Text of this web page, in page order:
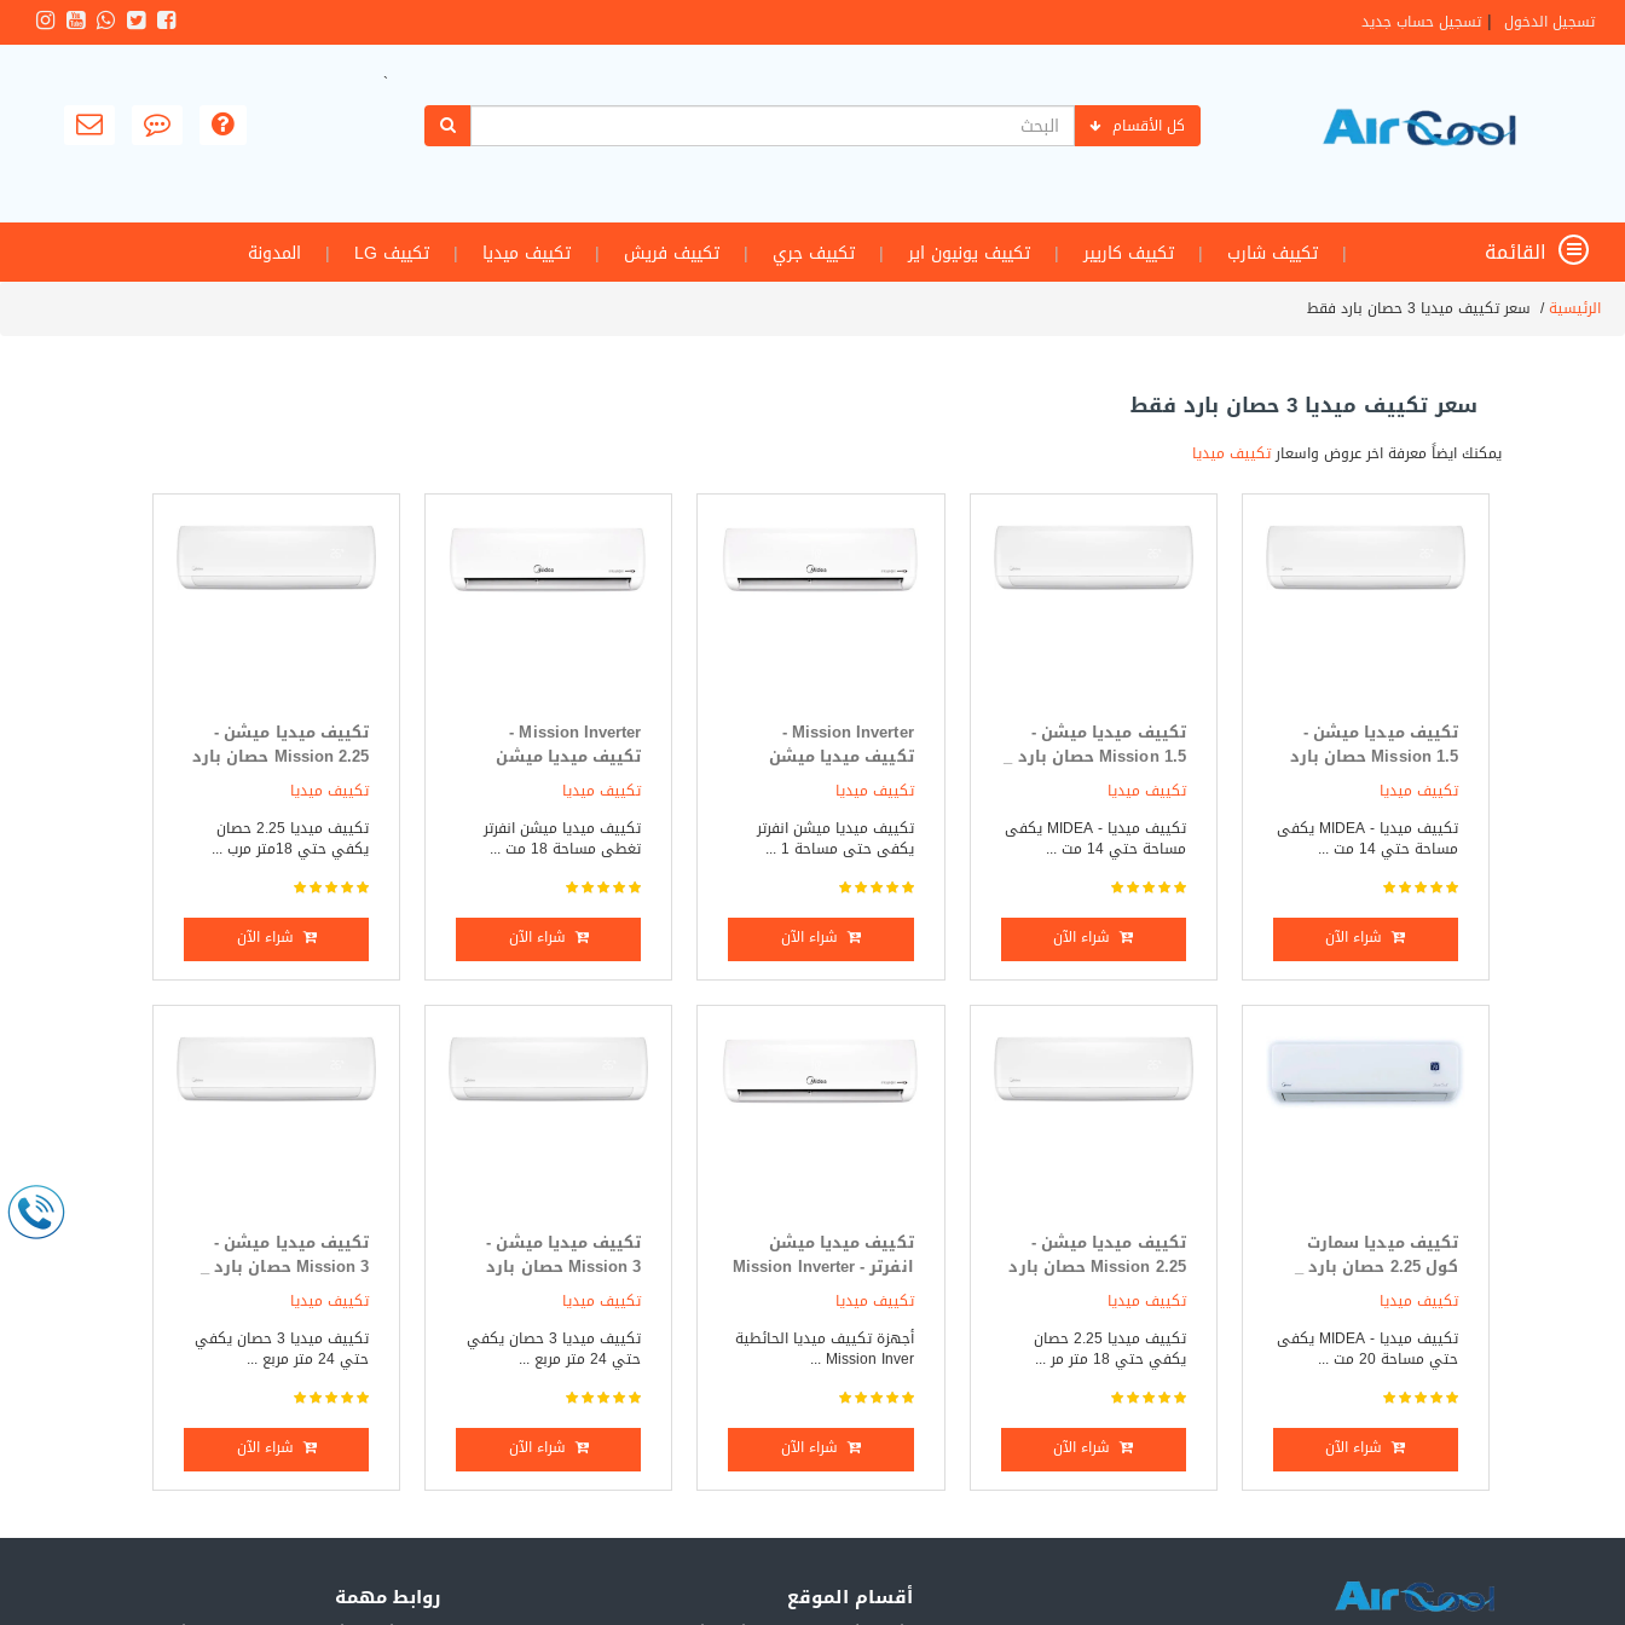
تسجيل الدخول | تسجيل حساب جديد
كل الأقسام
`
القائمة | تكييف شارب | تكييف كاريير | تكييف يونيون اير | تكييف جري | تكييف فريش | تكييف ميديا | تكييف LG | المدونة
الرئيسية/ سعر تكييف ميديا 3 حصان بارد فقط
سعر تكييف ميديا 3 حصان بارد فقط
يمكنك ايضاً معرفة اخر عروض واسعارتكييف ميديا
تكييف ميديا ميشن -
Mission 1.5 حصان بارد
فقط
تكييف ميديا
تكييف ميديا - MIDEA يكفى
مساحة حتي 14 مت ...
شراء الآن
تكييف ميديا ميشن -
Mission 1.5 حصان بارد _
ساخن
تكييف ميديا
تكييف ميديا - MIDEA يكفى
مساحة حتي 14 مت ...
شراء الآن
Mission Inverter -
تكييف ميديا ميشن
انفرتر 1.5 حصان بارد _
ساخن
تكييف ميديا
تكييف ميديا ميشن انفرتر
يكفى حتى مساحة 1 ...
شراء الآن
Mission Inverter -
تكييف ميديا ميشن
ساخن
تكييف ميديا
تكييف ميديا ميشن انفرتر
تغطى مساحة 18 مت ...
شراء الآن
تكييف ميديا ميشن -
Mission 2.25 حصان بارد
_ ساخن
تكييف ميديا
تكييف ميديا 2.25 حصان
يكفي حتي 18متر مرب ...
شراء الآن
تكييف ميديا سمارت
كول 2.25 حصان بارد _
ساخن
تكييف ميديا
تكييف ميديا - MIDEA يكفى
حتي مساحة 20 مت ...
شراء الآن
تكييف ميديا ميشن -
Mission 2.25 حصان بارد
فقط
تكييف ميديا
تكييف ميديا 2.25 حصان
يكفي حتي 18 متر مر ...
شراء الآن
تكييف ميديا ميشن
انفرتر - Mission Inverter
3 حصان بارد _ ساخن
تكييف ميديا
أجهزة تكييف ميديا الحائطية
Mission Inver ...
شراء الآن
تكييف ميديا ميشن -
Mission 3 حصان بارد
فقط
تكييف ميديا
تكييف ميديا 3 حصان يكفي
حتي 24 متر مربع ...
شراء الآن
تكييف ميديا ميشن -
Mission 3 حصان بارد _
ساخن
تكييف ميديا
تكييف ميديا 3 حصان يكفي
حتي 24 متر مربع ...
شراء الآن
أقسام الموقع روابط مهمة